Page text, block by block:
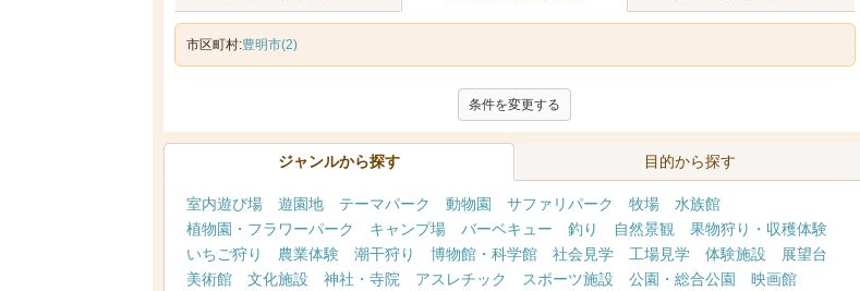
市区町村:豊明市(2)
条件を変更する
ジャンルから探す 目的から探す
室内遊び場 遊園地 テーマパーク 動物園 サファリパーク 牧場
水族館
植物園・フラワーパーク
キャンプ場 バーベキュー 釣り 自然景観
果物狩り・収穫体験
いちご狩り
農業体験 潮干狩り 博物館・科学館 社会見学 工場見学 体験施設
展望台
美術館
文化施設 神社・寺院 アスレチック スポーツ施設 公園・総合公園
映画館